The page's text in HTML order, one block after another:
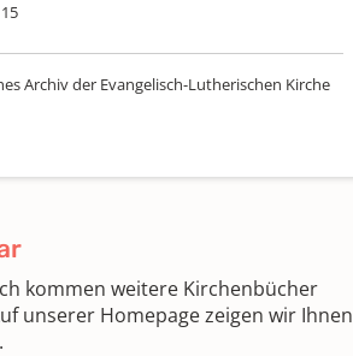
Archiv der Evangelisch-Lutherischen Kirche
kommen weitere Kirchenbücher
unserer Homepage zeigen wir Ihnen